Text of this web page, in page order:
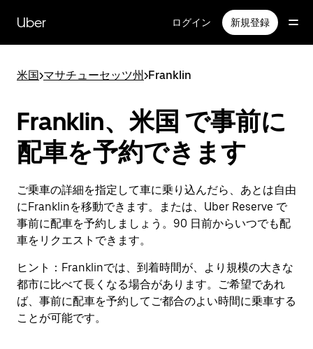
Uber ログイン 新規登録
米国>マサチューセッツ州>Franklin
Franklin、米国 で事前に
配車を予約できます
ご乗車の詳細を指定して車に乗り込んだら、あとは自由
にFranklinを移動できます。または、Uber Reserve で
事前に配車を予約しましょう。90 日前からいつでも配
車をリクエストできます。
ヒント： Franklinでは、到着時間が、より規模の大きな
都市に比べて長くなる場合があります。ご希望であれ
ば、事前に配車を予約してご都合のよい時間に乗車する
ことが可能です。